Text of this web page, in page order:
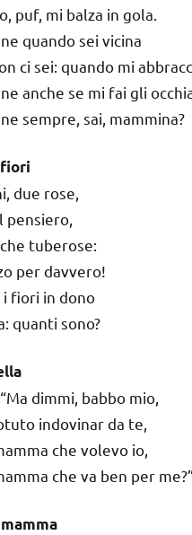
puf, mi balza in gola.
quando sei vicina
ci sei: quando mi
anche se mi fai gli
sempre, sai,
due rose,
pensiero,
tuberose:
per davvero!
fiori in dono
quanti sono?
dimmi, babbo mio,
indovinar da te,
che volevo io,
che va ben per